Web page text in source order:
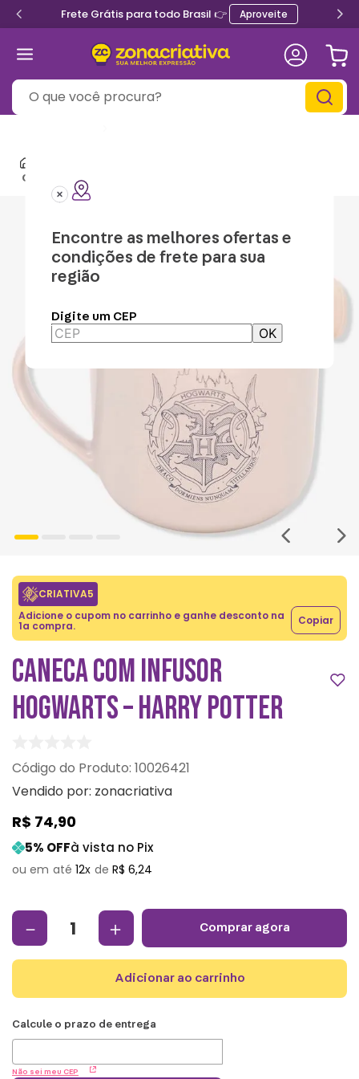
Frete Grátis para todo Brasil 👉 Aproveite
O que você procura?
Encontre as melhores ofertas e
condições de frete para sua
região
Digite um CEP
OK
Caneca com Infusor Hogwarts – Harry Potter
CRIATIVA5
Adicione o cupom no carrinho e ganhe desconto na
1a compra. Copiar
CANECA COM INFUSOR
HOGWARTS – HARRY POTTER
: 10026421
Vendido por: zonacriativa
R$ 74,90
5% OFFà vista no Pix
12 R$ 6,24
＋
－ comprar agora
adicionar ao carrinho
Não sei meu CEP